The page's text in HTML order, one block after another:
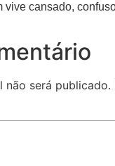
vive cansado,
não será publicado.